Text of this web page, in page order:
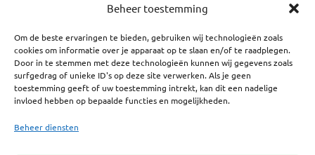
Beheer toestemming
Om de beste ervaringen te bieden, gebruiken wij technologieën zoals
cookies om informatie over je apparaat op te slaan en/of te raadplegen.
Door in te stemmen met deze technologieën kunnen wij gegevens zoals
surfgedrag of unieke ID's op deze site verwerken. Als je geen
toestemming geeft of uw toestemming intrekt, kan dit een nadelige
invloed hebben op bepaalde functies en mogelijkheden.
Beheer diensten
CADEAUS
Mok 11oz met eigen
Voor€11,95Incl. btw
CADEAUS
Cup Pika drinkbeker met uw